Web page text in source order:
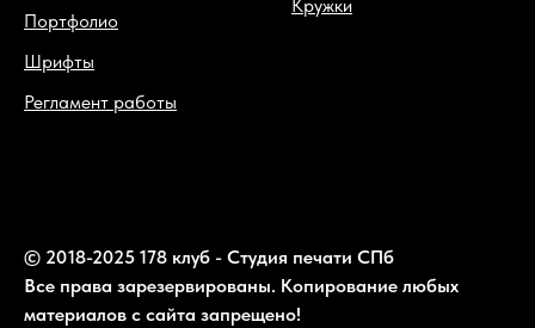
Портфолио
Шрифты
Регламент работы
Кружки
© 2018-2025 178 клуб - Студия печати СПб
Все права зарезервированы. Копирование любых
материалов с сайта запрещено!